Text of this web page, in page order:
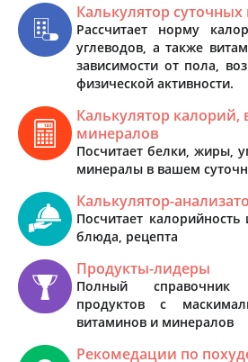
Калькулятор
Рассчитает норму
углеводов, а также
зависимости от пола,
физической активности.
Калькулятор
минералов
Посчитает белки, жиры,
минералы в вашем
Калькулятор-
Посчитает
блюда, рецепта
Продукты-лидеры
Полный
продуктов с
витаминов и минералов
Рекомедации по